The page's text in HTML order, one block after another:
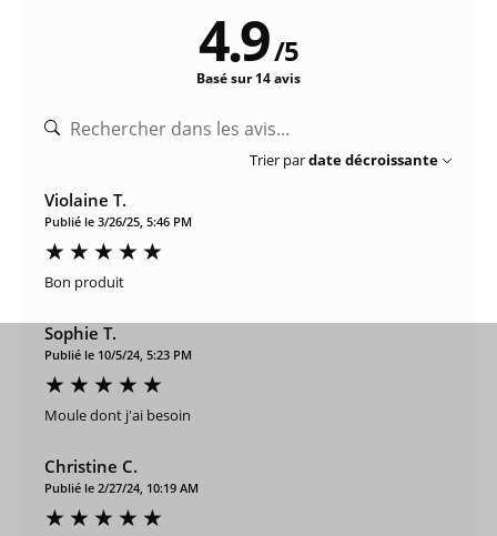
4.9/5
Basé sur 14 avis
Trier pardate décroissante
Violaine T.
Publié le 3/26/25, 5:46 PM
Bon produit
Sophie T.
Publié le 10/5/24, 5:23 PM
Moule dont j'ai besoin
Christine C.
Publié le 2/27/24, 10:19 AM